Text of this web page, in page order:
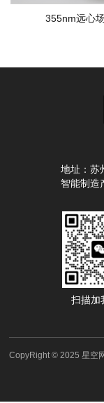
355nm远心
地址：苏
智能制造
扫描加
CopyRight © 2025 星空